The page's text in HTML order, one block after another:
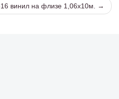
винил на флизе 1,06х10м. →